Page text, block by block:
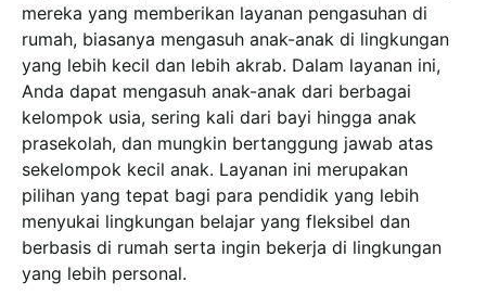
mereka yang memberikan layanan pengasuhan di
rumah, biasanya mengasuh anak-anak di lingkungan
yang lebih kecil dan lebih akrab. Dalam layanan ini,
Anda dapat mengasuh anak-anak dari berbagai
kelompok usia, sering kali dari bayi hingga anak
prasekolah, dan mungkin bertanggung jawab atas
sekelompok kecil anak. Layanan ini merupakan
pilihan yang tepat bagi para pendidik yang lebih
menyukai lingkungan belajar yang fleksibel dan
berbasis di rumah serta ingin bekerja di lingkungan
yang lebih personal.